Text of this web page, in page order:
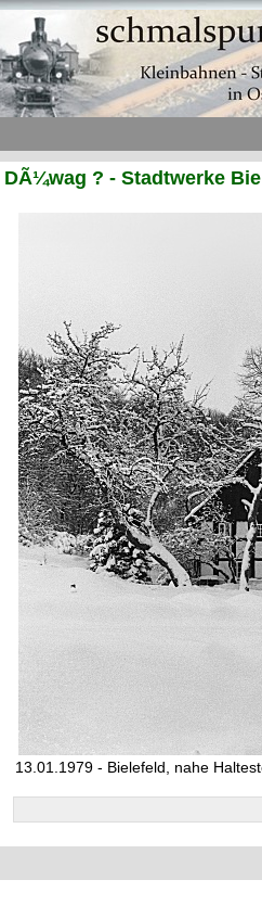
DÃ¼wag ? - Stadtwerke
13.01.1979 - Bielefeld, nahe